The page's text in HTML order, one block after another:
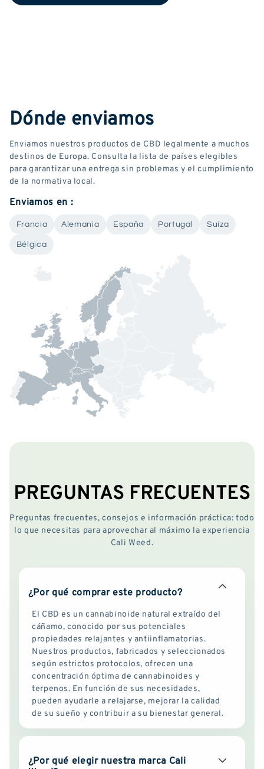
Dónde enviamos
Enviamos nuestros productos de CBD legalmente a muchos
destinos de Europa. Consulta la lista de países elegibles
para garantizar una entrega sin problemas y el cumplimiento
de la normativa local.
Enviamos en :
Francia Alemania España Portugal Suiza
Bélgica
PREGUNTAS FRECUENTES
Preguntas frecuentes, consejos e información práctica: todo
lo que necesitas para aprovechar al máximo la experiencia
Cali Weed.
¿Por qué comprar este producto?
El CBD es un cannabinoide natural extraído del
cáñamo, conocido por sus potenciales
propiedades relajantes y antiinflamatorias.
Nuestros productos, fabricados y seleccionados
según estrictos protocolos, ofrecen una
concentración óptima de cannabinoides y
terpenos. En función de sus necesidades,
pueden ayudarle a relajarse, mejorar la calidad
de su sueño y contribuir a su bienestar general.
¿Por qué elegir nuestra marca Cali